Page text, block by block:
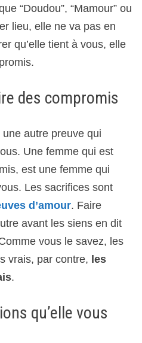
“Doudou”, “Mamour” ou
lieu, elle ne va pas en
qu’elle tient à vous, elle
des compromis
autre preuve qui
Une femme qui est
est une femme qui
Les sacrifices sont
d’amour. Faire
avant les siens en dit
vous le savez, les
vrais, par contre, les
.
qu’elle vous